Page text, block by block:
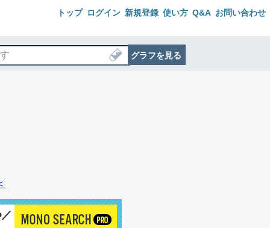
トップ ログイン 新規登録 使い方 Q&A お問い合わせ
グラフを見る